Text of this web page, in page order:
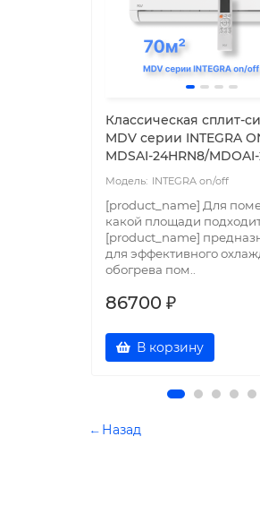
Классическая сплит-
MDV серии INTEGRA
MDSAI-24HRN8/
INTEGRA on/off
[product_name] Для
какой площади
[product_name]
для эффективного
обогрева пом..
86700 ₽
В корзину
← Назад